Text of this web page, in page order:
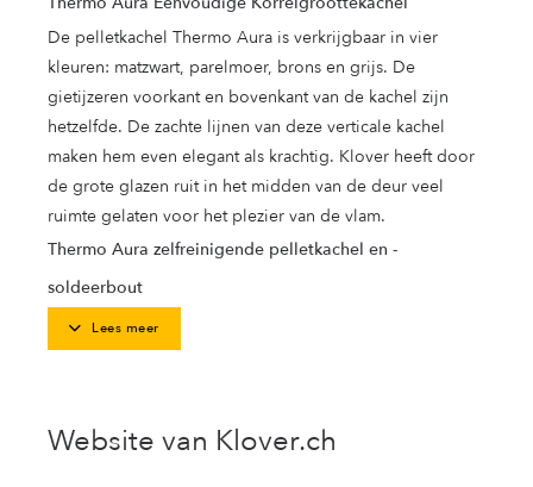
De pelletkachel Thermo Aura is verkrijgbaar in vier
kleuren: matzwart, parelmoer, brons en grijs. De
gietijzeren voorkant en bovenkant van de kachel zijn
hetzelfde. De zachte lijnen van deze verticale kachel
maken hem even elegant als krachtig. Klover heeft door
de grote glazen ruit in het midden van de deur veel
ruimte gelaten voor het plezier van de vlam.
Thermo Aura zelfreinigende pelletkachel en -
soldeerbout
Lees meer
Website van Klover.ch